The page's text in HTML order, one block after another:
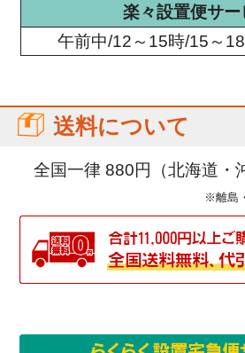
楽々設置便サー
午前中/12～15時/15～
送料について
全国一律 880円（北海道・
※離島